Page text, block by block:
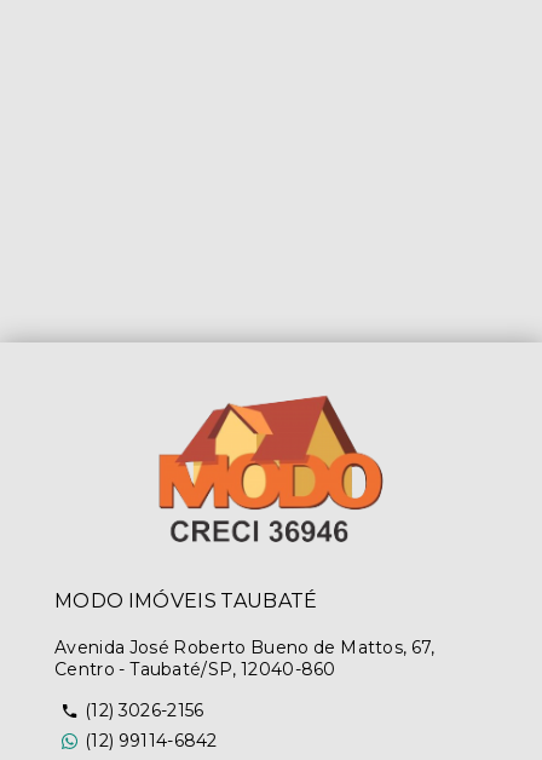
MODO IMÓVEIS TAUBATÉ
Avenida José Roberto Bueno de Mattos, 67,
Centro - Taubaté/SP, 12040-860
(12) 3026-2156
(12) 99114-6842